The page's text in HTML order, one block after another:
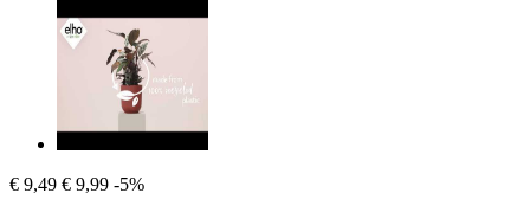
€ 9,49 € 9,99 -5%